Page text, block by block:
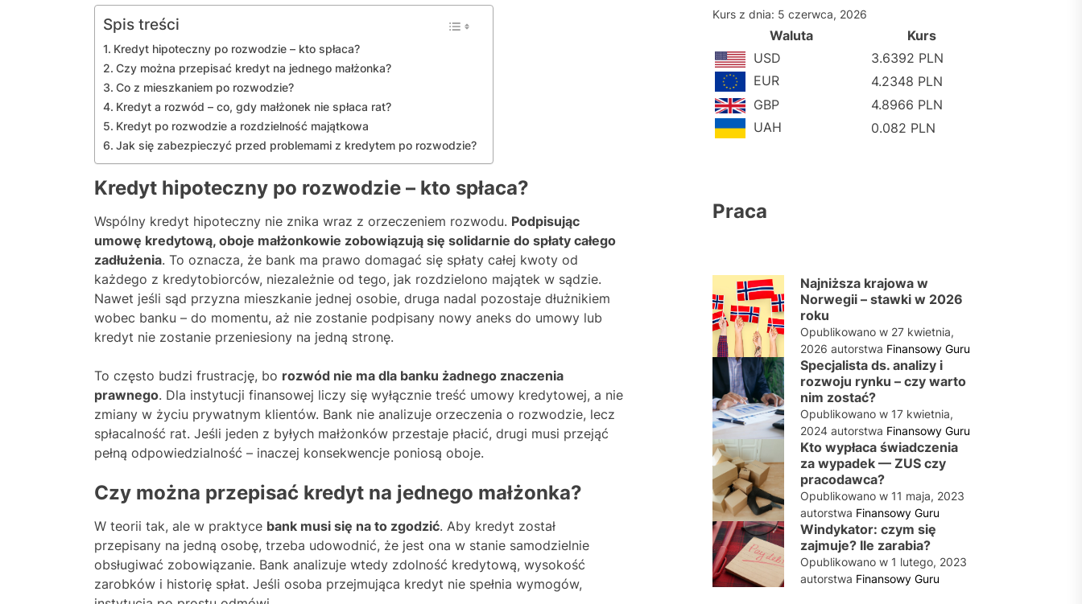
Spis treści
Kredyt hipoteczny po rozwodzie – kto spłaca?
Czy można przepisać kredyt na jednego małżonka?
Co z mieszkaniem po rozwodzie?
Kredyt a rozwód – co, gdy małżonek nie spłaca rat?
Kredyt po rozwodzie a rozdzielność majątkowa
Jak się zabezpieczyć przed problemami z kredytem po rozwodzie?
Kredyt hipoteczny po rozwodzie – kto spłaca?
Wspólny kredyt hipoteczny nie znika wraz z orzeczeniem rozwodu. Podpisując
umowę kredytową, oboje małżonkowie zobowiązują się solidarnie do spłaty całego
zadłużenia. To oznacza, że bank ma prawo domagać się spłaty całej kwoty od
każdego z kredytobiorców, niezależnie od tego, jak rozdzielono majątek w sądzie.
Nawet jeśli sąd przyzna mieszkanie jednej osobie, druga nadal pozostaje dłużnikiem
wobec banku – do momentu, aż nie zostanie podpisany nowy aneks do umowy lub
kredyt nie zostanie przeniesiony na jedną stronę.
To często budzi frustrację, bo rozwód nie ma dla banku żadnego znaczenia
prawnego. Dla instytucji finansowej liczy się wyłącznie treść umowy kredytowej, a nie
zmiany w życiu prywatnym klientów. Bank nie analizuje orzeczenia o rozwodzie, lecz
spłacalność rat. Jeśli jeden z byłych małżonków przestaje płacić, drugi musi przejąć
pełną odpowiedzialność – inaczej konsekwencje poniosą oboje.
Czy można przepisać kredyt na jednego małżonka?
W teorii tak, ale w praktyce bank musi się na to zgodzić. Aby kredyt został
przepisany na jedną osobę, trzeba udowodnić, że jest ona w stanie samodzielnie
obsługiwać zobowiązanie. Bank analizuje wtedy zdolność kredytową, wysokość
zarobków i historię spłat. Jeśli osoba przejmująca kredyt nie spełnia wymogów,
Kurs z dnia: 5 czerwca, 2026
Waluta
Kurs
USD
3.6392 PLN
EUR
4.2348 PLN
GBP
4.8966 PLN
UAH
0.082 PLN
Praca
Najniższa krajowa w
Norwegii – stawki w 2026
roku
Opublikowano w 27 kwietnia,
2026 autorstwa Finansowy Guru
Specjalista ds. analizy i
rozwoju rynku – czy warto
nim zostać?
Opublikowano w 17 kwietnia,
2024 autorstwa Finansowy Guru
Kto wypłaca świadczenia
za wypadek — ZUS czy
pracodawca?
Opublikowano w 11 maja, 2023
autorstwa Finansowy Guru
Windykator: czym się
zajmuje? Ile zarabia?
Opublikowano w 1 lutego, 2023
autorstwa Finansowy Guru